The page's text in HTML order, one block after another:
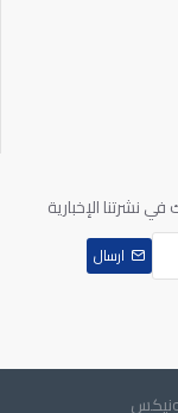
نشرتنا الإخبارية
ارسال